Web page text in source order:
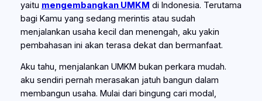
yaitu mengembangkan UMKM di Indonesia. Terutama
bagi Kamu yang sedang merintis atau sudah
menjalankan usaha kecil dan menengah, aku yakin
pembahasan ini akan terasa dekat dan bermanfaat.
Aku tahu, menjalankan UMKM bukan perkara mudah.
aku sendiri pernah merasakan jatuh bangun dalam
membangun usaha. Mulai dari bingung cari modal,